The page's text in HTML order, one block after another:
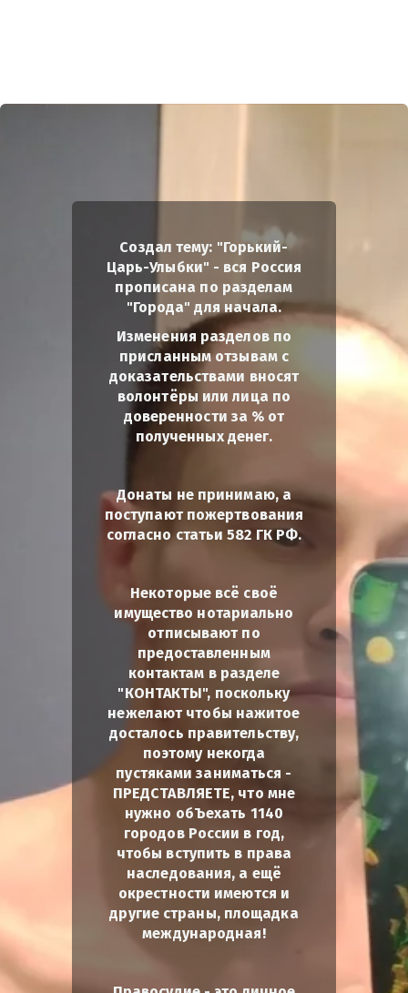
Создал тему: "Горький-
Царь-Улыбки" - вся Россия
прописана по разделам
"Города" для начала.
Изменения разделов по
присланным отзывам с
доказательствами вносят
волонтёры или лица по
доверенности за % от
полученных денег.
Донаты не принимаю, а
поступают пожертвования
согласно статьи 582 ГК РФ.
Некоторые всё своё
имущество нотариально
отписывают по
предоставленным
контактам в разделе
"КОНТАКТЫ", поскольку
нежелают чтобы нажитое
досталось правительству,
поэтому некогда
пустяками заниматься -
ПРЕДСТАВЛЯЕТЕ, что мне
нужно обЪехать 1140
городов России в год,
чтобы вступить в права
наследования, а ещё
окрестности имеются и
другие страны, площадка
международная!